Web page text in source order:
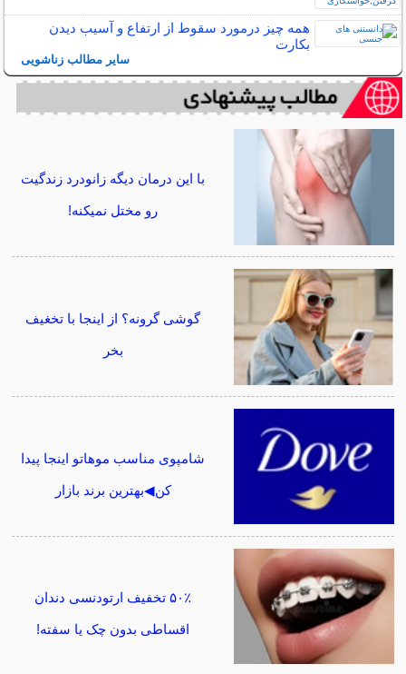
همه چیز درمورد سقوط از ارتفاع و آسیب دیدن
بکارت
سایر مطالب زناشویی
با این درمان دیگه زانودرد زندگیت
رو مختل نمیکنه!
گوشی گرونه؟ از اینجا با تخغیف
بخر
شامپوی مناسب موهاتو اینجا پیدا
کن◀بهترین برند بازار
۵۰٪ تخفیف ارتودنسی دندان
اقساطی بدون چک یا سفته!